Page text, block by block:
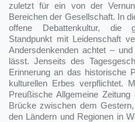
zuletzt für ein von der
Bereichen der Gesellschaft. In
offene Debattenkultur, die
Standpunkt mit Leidenschaft
Andersdenkenden achtet –
lässt. Jenseits des
Erinnerung an das historische
kulturellen Erbes verpflichtet.
Preußische Allgemeine
Brücke zwischen dem
den Ländern und Regionen in